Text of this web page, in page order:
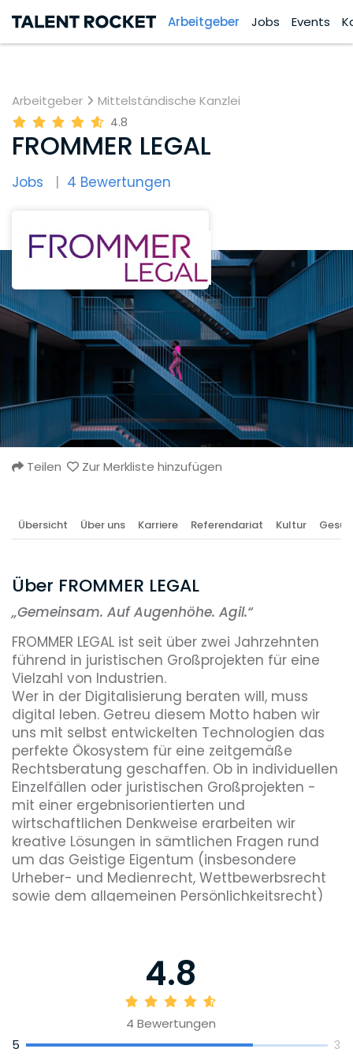
Arbeitgeber Jobs Events
Arbeitgeber Mittelständische Kanzlei
4.8
FROMMER LEGAL
Jobs 4 Bewertungen
Teilen Zur Merkliste hinzufügen
Übersicht Über uns Karriere Referendariat Kultur
Über FROMMER LEGAL
„Gemeinsam. Auf Augenhöhe. Agil.“
FROMMER LEGAL ist seit über zwei Jahrzehnten
führend in juristischen Großprojekten für eine
Vielzahl von Industrien.
Wer in der Digitalisierung beraten will, muss
digital leben. Getreu diesem Motto haben wir
uns mit selbst entwickelten Technologien das
perfekte Ökosystem für eine zeitgemäße
Rechtsberatung geschaffen. Ob in individuellen
Einzelfällen oder juristischen Großprojekten -
mit einer ergebnisorientierten und
wirtschaftlichen Denkweise erarbeiten wir
kreative Lösungen in sämtlichen Fragen rund
um das Geistige Eigentum (insbesondere
Urheber- und Medienrecht, Wettbewerbsrecht
sowie dem allgemeinen Persönlichkeitsrecht)
Moderne Rechtsberatung erfordert mehr als nur
juristische Exzellenz. Den komplexen
Anforderungen begegnen wir mit Sachverstand
– breit gefächertem Sachverstand. Motor
dieser Entwicklung ist die Verflechtung
4.8
4 Bewertungen
5
3